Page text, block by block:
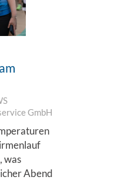
GmbH
was
Abend